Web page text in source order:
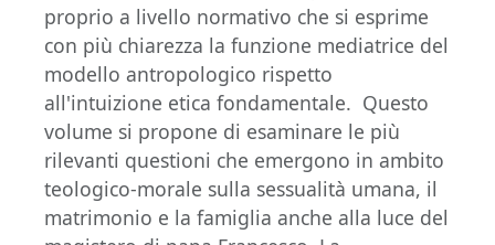
proprio a livello normativo che si esprime
con più chiarezza la funzione mediatrice del
modello antropologico rispetto
all'intuizione etica fondamentale. Questo
volume si propone di esaminare le più
rilevanti questioni che emergono in ambito
teologico-morale sulla sessualità umana, il
matrimonio e la famiglia anche alla luce del